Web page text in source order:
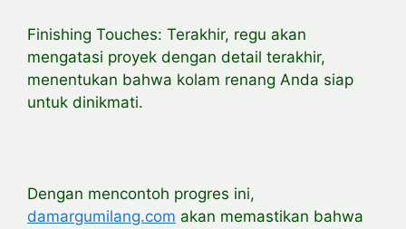
Finishing Touches: Terakhir, regu akan
mengatasi proyek dengan detail terakhir,
menentukan bahwa kolam renang Anda siap
untuk dinikmati.
Dengan mencontoh progres ini,
damargumilang.com akan memastikan bahwa